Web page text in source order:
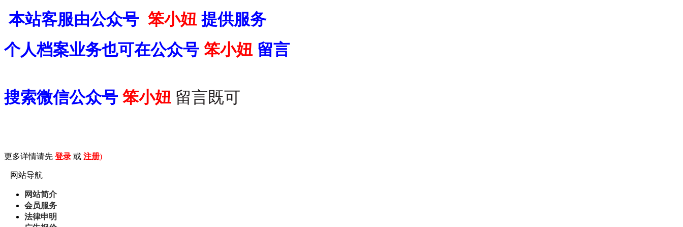
本站客服由公众号 笨小妞 提供服务
个人档案业务也可在公众号 笨小妞 留言
搜索微信公众号 笨小妞 留言既可
更多详情请先 登录 或 注册)
网站导航
网站简介
会员服务
法律申明